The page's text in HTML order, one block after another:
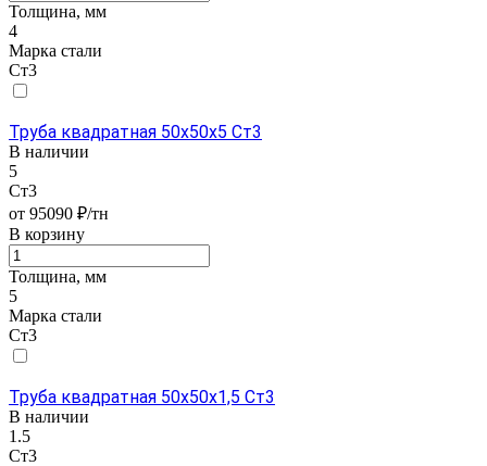
Толщина, мм
4
Марка стали
Ст3
Труба квадратная 50х50х5 Ст3
В наличии
5
Ст3
от 95090 ₽/тн
В корзину
Толщина, мм
5
Марка стали
Ст3
Труба квадратная 50х50х1,5 Ст3
В наличии
1.5
Ст3